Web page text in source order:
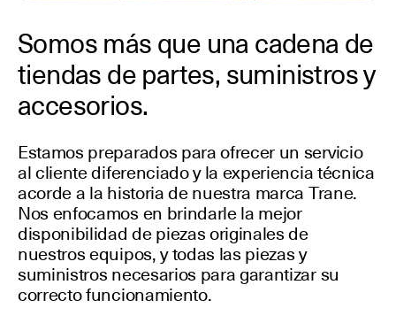
Somos más que una cadena de
tiendas de partes, suministros y
accesorios.
Estamos preparados para ofrecer un servicio
al cliente diferenciado y la experiencia técnica
acorde a la historia de nuestra marca Trane.
Nos enfocamos en brindarle la mejor
disponibilidad de piezas originales de
nuestros equipos, y todas las piezas y
suministros necesarios para garantizar su
correcto funcionamiento.